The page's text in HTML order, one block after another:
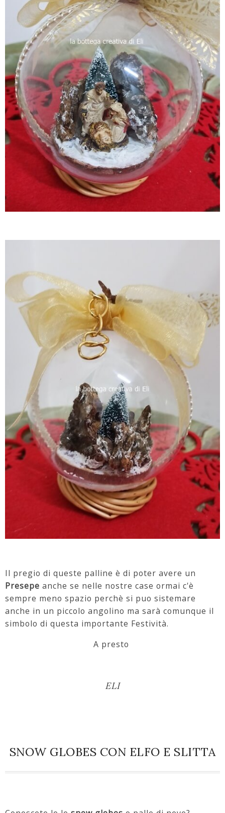
Il pregio di queste palline è di poter avere un
Presepe anche se nelle nostre case ormai c'è
sempre meno spazio perchè si puo sistemare
anche in un piccolo angolino ma sarà comunque il
simbolo di questa importante Festività.
A presto
ELI
SNOW GLOBES CON ELFO E SLITTA